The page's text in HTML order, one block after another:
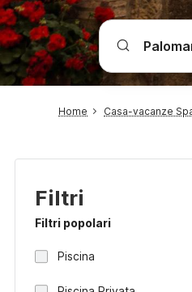
Home Casa-vacanze
Filtri
Filtri popolari
Piscina